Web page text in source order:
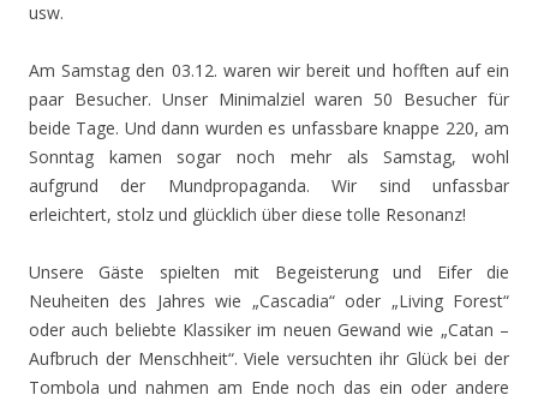
usw.
Am Samstag den 03.12. waren wir bereit und hofften auf ein
paar Besucher. Unser Minimalziel waren 50 Besucher für
beide Tage. Und dann wurden es unfassbare knappe 220, am
Sonntag kamen sogar noch mehr als Samstag, wohl
aufgrund der Mundpropaganda. Wir sind unfassbar
erleichtert, stolz und glücklich über diese tolle Resonanz!
Unsere Gäste spielten mit Begeisterung und Eifer die
Neuheiten des Jahres wie „Cascadia“ oder „Living Forest“
oder auch beliebte Klassiker im neuen Gewand wie „Catan –
Aufbruch der Menschheit“. Viele versuchten ihr Glück bei der
Tombola und nahmen am Ende noch das ein oder andere